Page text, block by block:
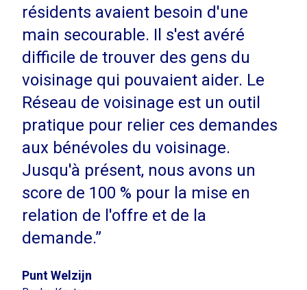
résidents avaient besoin d'une
main secourable. Il s'est avéré
difficile de trouver des gens du
voisinage qui pouvaient aider. Le
Réseau de voisinage est un outil
pratique pour relier ces demandes
aux bénévoles du voisinage.
Jusqu'à présent, nous avons un
score de 100 % pour la mise en
relation de l'offre et de la
demande.”
Punt Welzijn